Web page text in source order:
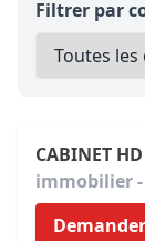
Filtrer par
CABINET
immobilier -